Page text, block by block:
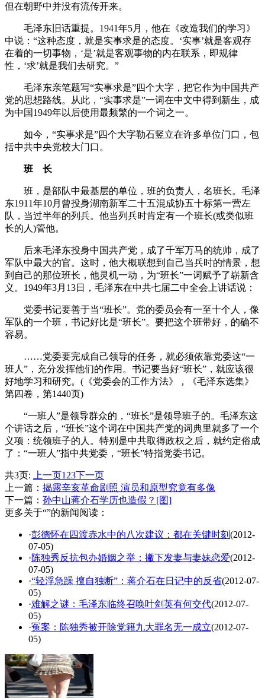
但在朝野中并没有流传开来。
毛泽东旧话重提。1941年5月，他在《改造我们的学习》
中说：“这种态度，就是实事求是的态度。‘实事’就是客观存
在着的一切事物，‘是’就是客观事物的内在联系，即规律
性，‘求’就是我们去研究。”
毛泽东亲笔题写“实事求是”四个大字，把它作为中国共产
党的思想路线。从此，“实事求是”一词在中文中得到新生，成
为中国1949年以后使用最频繁的一个词之一。
如今，“实事求是”四个大字勒石竖立在许多单位门口，包
括中共中央党校大门口。
班 长
班，是部队中最基层的单位，班的负责人，名班长。毛泽
东1911年10月曾投身湖南新军二十五混成协五十标第一营左
队，当过半年的列兵。他当列兵时肯定有一个班长(或类似班
长的人)管他。
后来毛泽东投身中国共产党，成了千军万马的统帅，成了
军队中最大的官。这时，他大概联想到自己当兵时的情景，想
到自己的那位班长，他灵机一动，为“班长”一词赋予了崭新含
义。1949年3月13日，毛泽东在中共七届二中全会上讲话说：
党委书记要善于当“班长”。党的委员会有一至十个人，像
军队的一个班，书记好比是“班长”。要把这个班带好，的确不
容易。
……党委要完成自己领导的任务，就必须依靠党委这“一
班人”，充分发挥他们的作用。书记要当好“班长”，就应该很
好地学习和研究。(《党委会的工作方法》，《毛泽东选集》
第四卷，第1440页)
“一班人”是领导群众的，“班长”是领导班子的。毛泽东这
个讲话之后，“班长”这个词在中国共产党的词典里就多了一个
义项：统领班子的人。特别是中共取得政权之后，就约定俗成
了：“一班人”指中共党委，“班长”特指党委书记。
共3页: 上一页1 23下一页
上一篇： 揭露辛亥革命剧照 演员和原型究竟有多像
下一篇： 孙中山蒋介石学历也造假？[图]
更多关于“”的新闻阅读：
·彭德怀在四渡赤水中的八次建议：都在关键时刻 (2012-
07-05)
·陈独秀反抗包办婚姻之举：撇下发妻与妻妹恋爱(2012-
07-05)
·“轻浮急躁 擅自独断”：蒋介石在日记中的反省(2012-07-
05)
·难解之谜：毛泽东临终召唤叶剑英有何交代(2012-07-
05)
·冤案：陈独秀被开除党籍九大罪名无一成立(2012-07-
05)